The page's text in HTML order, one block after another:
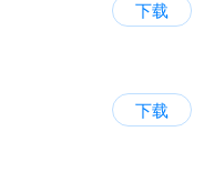
下载
下载